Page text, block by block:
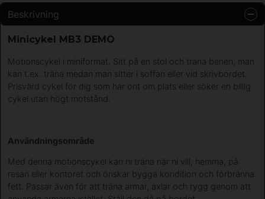
Beskrivning
Minicykel MB3 DEMO
Motionscykel i miniformat. Sitt på en stol och träna benen, man
kan t.ex. träna medan man sitter i soffan eller vid skrivbordet.
Prisvärd cykel för dig som har ont om plats eller söker en billig
cykel utan högt motstånd.
Användningsområde
Med denna motionscykel kan ni träna när ni vill, hemma, på
resan eller kontoret och önskar bygga kondition och förbränna
fett. Passar även för att träna armar, axlar och rygg genom att